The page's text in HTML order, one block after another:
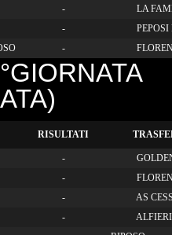
-
LA
-
PEPOSI
-
RISULTATI
-
-
-
AS
-